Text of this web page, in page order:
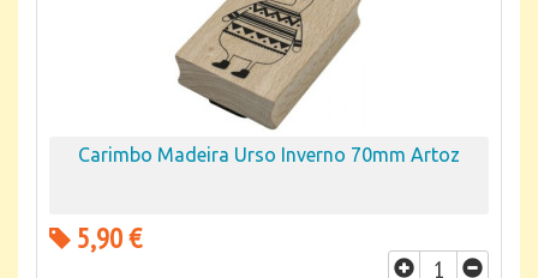
Carimbo Madeira Urso Inverno 70mm Artoz
5,90 €